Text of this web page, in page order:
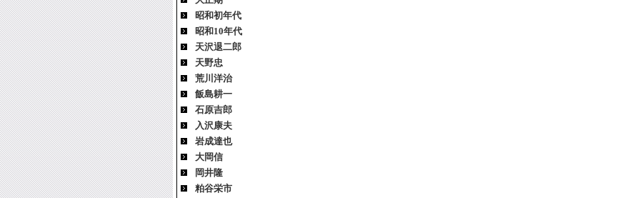
昭和初年代
昭和10年代
天沢退二郎
天野忠
荒川洋治
飯島耕一
石原吉郎
入沢康夫
岩成達也
大岡信
岡井隆
粕谷栄市